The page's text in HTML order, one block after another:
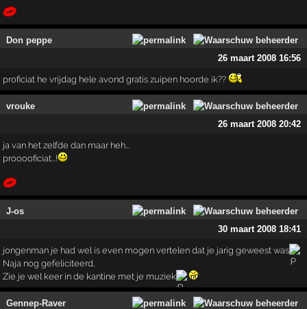
Don peppe
26 maart 2008 16:56
proficiat he vrijdag hele avond gratis zuipen hoorde ik??
vrouke
26 maart 2008 20:42
ja van het zelfde dan maar heh...
prooooficiat...!
J-os
30 maart 2008 18:41
jongenman je had wel is even mogen vertelen dat je jarig geweest was
Naja nog gefeliciteerd,
Zie je wel keer in de kantine met je muziek
Gennep-Raver